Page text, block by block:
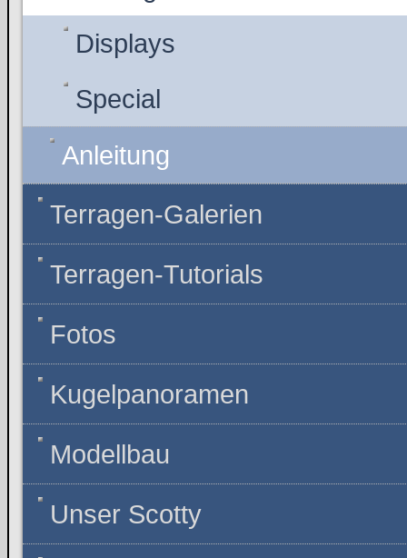
Displays
Special
Anleitung
Terragen-Galerien
Terragen-Tutorials
Fotos
Kugelpanoramen
Modellbau
Unser Scotty